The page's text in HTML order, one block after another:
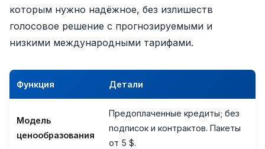
которым нужно надёжное, без излишеств
голосовое решение с прогнозируемыми и
низкими международными тарифами.
Функция Детали
Модель
ценообразования
Предоплаченные кредиты; без
подписок и контрактов. Пакеты
от 5 $.